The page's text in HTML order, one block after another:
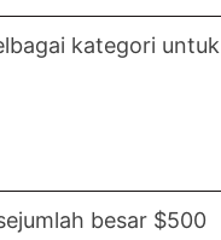
kategori untuk
besar $500